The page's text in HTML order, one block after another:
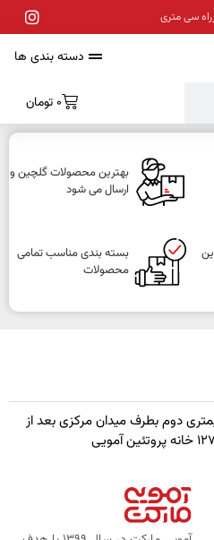
سی متری
دسته بندی ها
0 تومان
بهترین محصولات گلچین و
ارسال می شود
بسته بندی مناسب تمامی
محصولات
سیمتری دوم بطرف میدان مرکزی بعد از